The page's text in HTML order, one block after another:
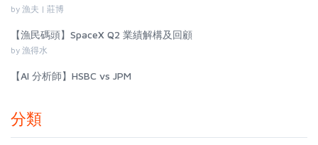
by 漁夫 | 莊博
【漁民碼頭】SpaceX Q2 業績解構及回顧
by 漁得水
【AI 分析師】HSBC vs JPM
分類